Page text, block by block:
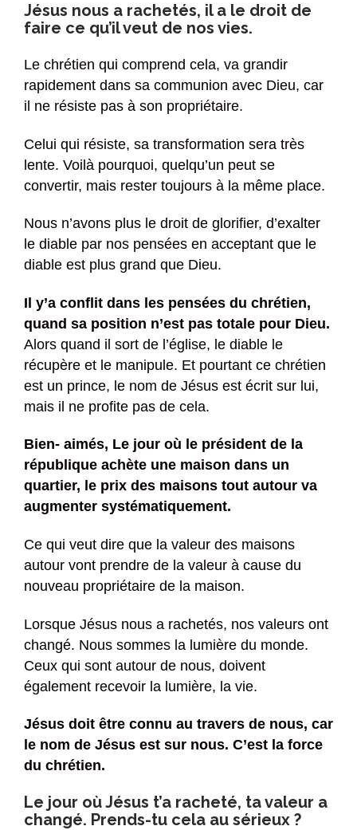
Jésus nous a rachetés, il a le droit de
faire ce qu’il veut de nos vies.
Le chrétien qui comprend cela, va grandir
rapidement dans sa communion avec Dieu, car
il ne résiste pas à son propriétaire.
Celui qui résiste, sa transformation sera très
lente. Voilà pourquoi, quelqu’un peut se
convertir, mais rester toujours à la même place.
Nous n’avons plus le droit de glorifier, d’exalter
le diable par nos pensées en acceptant que le
diable est plus grand que Dieu.
Il y’a conflit dans les pensées du chrétien,
quand sa position n’est pas totale pour Dieu.
Alors quand il sort de l’église, le diable le
récupère et le manipule. Et pourtant ce chrétien
est un prince, le nom de Jésus est écrit sur lui,
mais il ne profite pas de cela.
Bien- aimés, Le jour où le président de la
république achète une maison dans un
quartier, le prix des maisons tout autour va
augmenter systématiquement.
Ce qui veut dire que la valeur des maisons
autour vont prendre de la valeur à cause du
nouveau propriétaire de la maison.
Lorsque Jésus nous a rachetés, nos valeurs ont
changé. Nous sommes la lumière du monde.
Ceux qui sont autour de nous, doivent
également recevoir la lumière, la vie.
Jésus doit être connu au travers de nous, car
le nom de Jésus est sur nous. C’est la force
du chrétien.
Le jour où Jésus t’a racheté, ta valeur a
changé. Prends-tu cela au sérieux ?